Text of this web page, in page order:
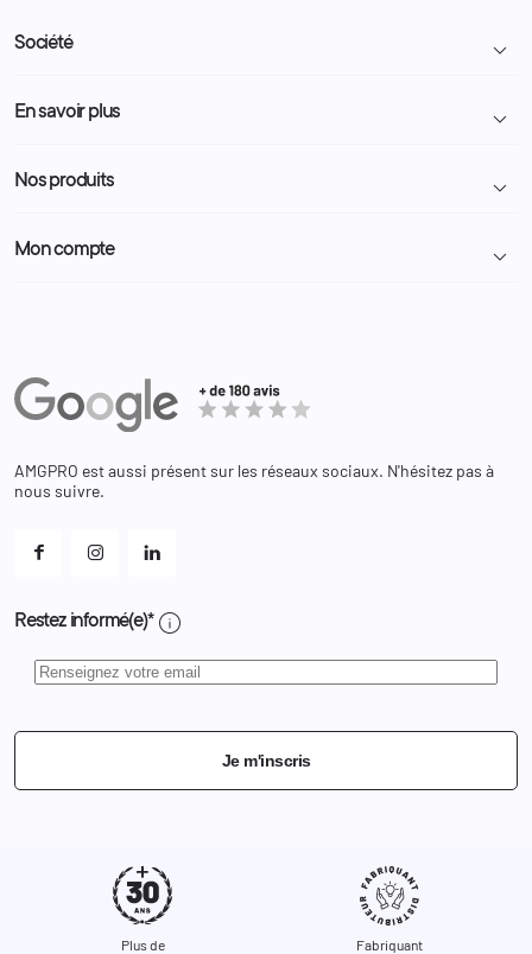
Société 
Livraison et retour colis
Demande de devis
Nous contacter
En savoir plus 
Programme Fidélité
Administration
Nos produits 
Police Municipale | ASVP
Equipements
Bagagerie
Mon compte 
Adresses
Bons de réduction
Et les cookies ?
AMGPRO est aussi présent sur les réseaux sociaux. N'hésitez pas à
nous suivre.
Restez informé(e)* info
Je m'inscris
Plus de
Fabriquant